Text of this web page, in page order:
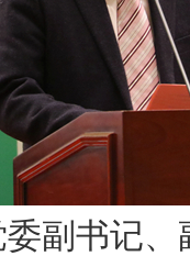
副书记